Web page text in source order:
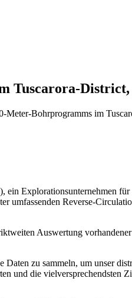
Tuscarora-District,
Meter-Bohrprogramms im
Explorationsunternehmen
umfassenden Reverse-
Auswertung
Daten zu sammeln, um unser
und die vielversprechendsten